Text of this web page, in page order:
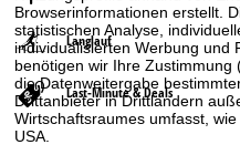
Browserinformationen erstellt.
statistischen Analyse,
individualisierten Werbung und
benötigen wir Ihre
die Datenweitergabe
Drittanbieter in Drittländern
Wirtschaftsraumes umfasst,
USA.
Langlauf
Last-Minute & Deals